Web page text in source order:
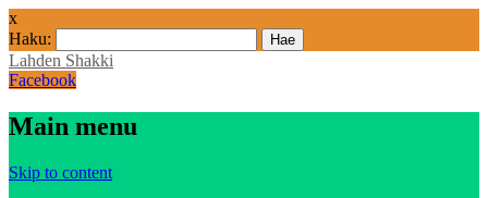
x
Haku:
Lahden Shakki
Facebook
Main menu
Skip to content